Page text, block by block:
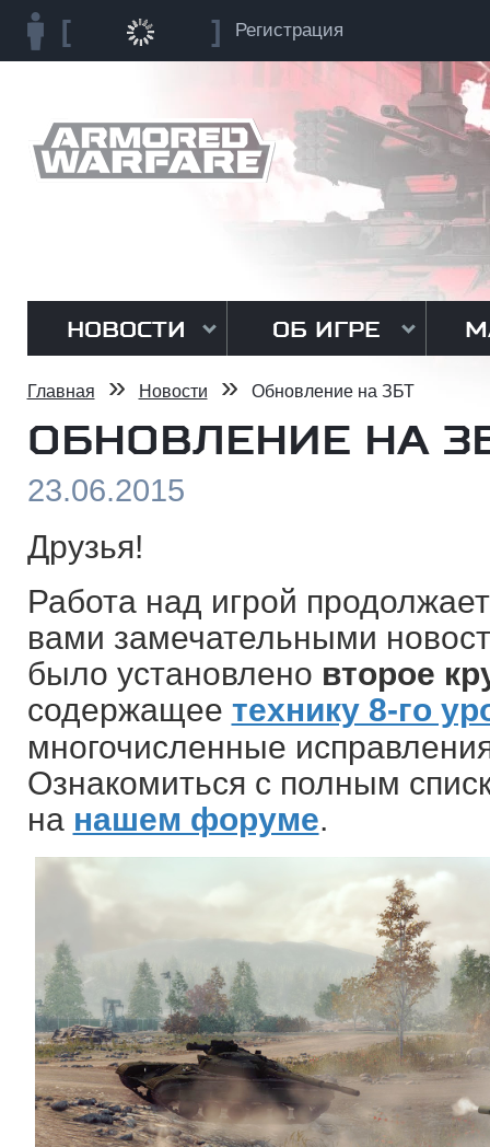
Регистрация
НОВОСТИ ОБ ИГРЕ
Главная » Новости » Обновление на ЗБТ
ОБНОВЛЕНИЕ НА
23.06.2015
Друзья!
Работа над игрой
вами замечательными
было установлено второе
содержащее технику 8-го
многочисленные
Ознакомиться с полным
на нашем форуме.